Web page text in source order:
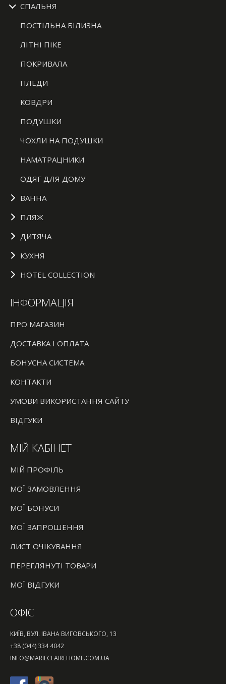
СПАЛЬНЯ
ПОСТІЛЬНА БІЛИЗНА
ЛІТНІ ПІКЕ
ПОКРИВАЛА
ПЛЕДИ
КОВДРИ
ПОДУШКИ
ЧОХЛИ НА ПОДУШКИ
НАМАТРАЦНИКИ
ОДЯГ ДЛЯ ДОМУ
ВАННА
ПЛЯЖ
ДИТЯЧА
КУХНЯ
HOTEL COLLECTION
ІНФОРМАЦІЯ
ПРО МАГАЗИН
ДОСТАВКА І ОПЛАТА
БОНУСНА СИСТЕМА
КОНТАКТИ
УМОВИ ВИКОРИСТАННЯ САЙТУ
ВІДГУКИ
МІЙ КАБІНЕТ
МІЙ ПРОФІЛЬ
МОЇ ЗАМОВЛЕННЯ
МОЇ БОНУСИ
МОЇ ЗАПРОШЕННЯ
ЛИСТ ОЧІКУВАННЯ
ПЕРЕГЛЯНУТІ ТОВАРИ
МОЇ ВІДГУКИ
ОФІС
КИЇВ, ВУЛ. ІВАНА ВИГОВСЬКОГО, 13
+38 (044) 334 4042
INFO@MARIECLAIREHOME.COM.UA